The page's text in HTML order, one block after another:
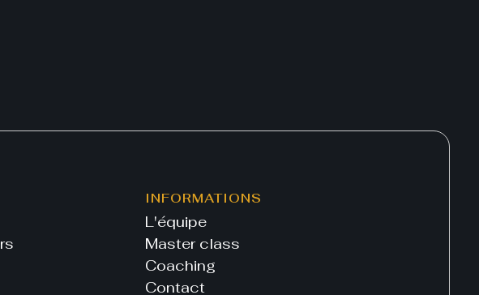
INFORMATIONS
L'équipe
Master class
Coaching
Contact